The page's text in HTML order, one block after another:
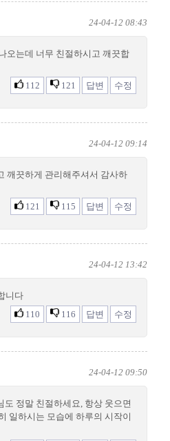
24-04-12 08:43
오는데 너무 친절하시고 깨끗합
112
121 답변 수정
24-04-12 09:14
깨끗하게 관리해주셔서 감사하
121
115 답변 수정
24-04-12 13:42
니다
110
116 답변 수정
24-04-12 09:50
도 정말 친절하세요, 항상 웃으면
일하시는 모습에 하루의 시작이